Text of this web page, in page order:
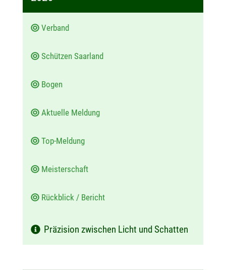
:
Verband
Schützen Saarland
Bogen
Aktuelle Meldung
Top-Meldung
Meisterschaft
Rückblick / Bericht
Präzision zwischen Licht und Schatten